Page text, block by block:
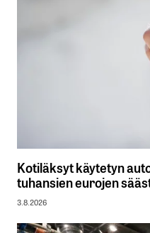
Kotiläksyt käytetyn
tuhansien eurojen
3.8.2026